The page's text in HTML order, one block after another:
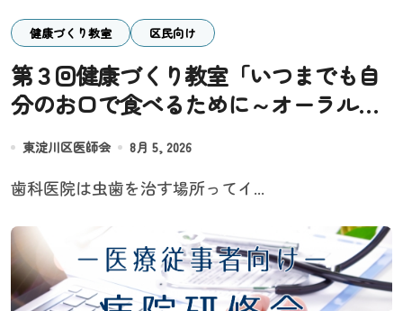
健康づくり教室 区民向け
第３回健康づくり教室「いつまでも自
分のお口で食べるために～オーラルフ
レイル予防と歯科医院の新しい役割
～」
東淀川区医師会 8月 5, 2026
歯科医院は虫歯を治す場所ってイ...